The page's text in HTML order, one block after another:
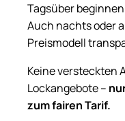
Tagsüber
Auch nachts oder
Preismodell
Keine versteckten
Lockangebote –
zum fairen Tarif.